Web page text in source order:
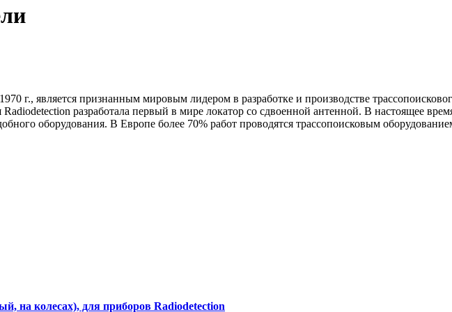
г., является признанным мировым лидером в разработке и производстве
разработала первый в мире локатор со сдвоенной антенной. В настоящее
оборудования. В Европе более 70% работ проводятся трассопоисковым
на колесах), для приборов Radiodetection